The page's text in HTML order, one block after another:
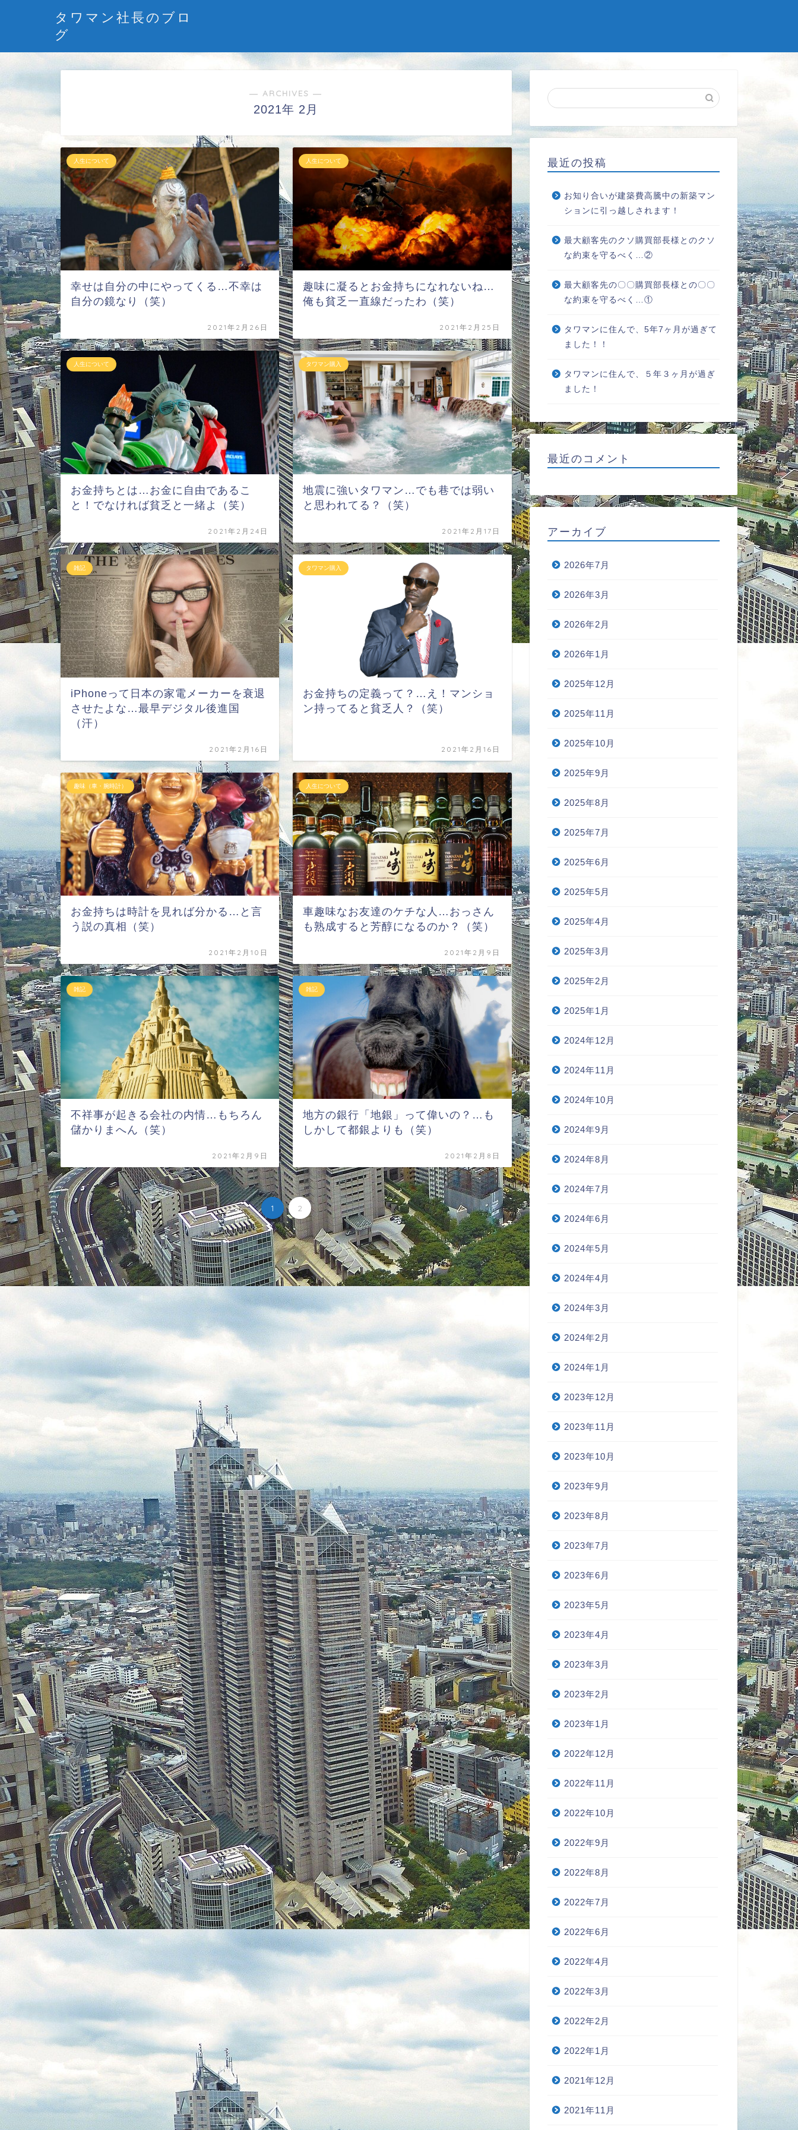
タワマン社長のブロ
グ
― ARCHIVES ―
2021年 2月
人生について
幸せは自分の中にやってくる…不幸は
自分の鏡なり（笑）
2021年2月26日
人生について
趣味に凝るとお金持ちになれないね…
俺も貧乏一直線だったわ（笑）
2021年2月25日
人生について
お金持ちとは…お金に自由であるこ
と！でなければ貧乏と一緒よ（笑）
2021年2月24日
タワマン購入
地震に強いタワマン…でも巷では弱い
と思われてる？（笑）
2021年2月17日
雑記
iPhoneって日本の家電メーカーを衰退
させたよな…最早デジタル後進国
（汗）
2021年2月16日
タワマン購入
お金持ちの定義って？…え！マンショ
ン持ってると貧乏人？（笑）
2021年2月16日
趣味（車・腕時計）
お金持ちは時計を見れば分かる…と言
う説の真相（笑）
2021年2月10日
人生について
車趣味なお友達のケチな人…おっさん
も熟成すると芳醇になるのか？（笑）
2021年2月9日
雑記
不祥事が起きる会社の内情…もちろん
儲かりまへん（笑）
2021年2月9日
雑記
地方の銀行「地銀」って偉いの？…も
しかして都銀よりも（笑）
2021年2月8日
1 2
最近の投稿
お知り合いが建築費高騰中の新築マン
ションに引っ越しされます！
最大顧客先のクソ購買部長様とのクソ
な約束を守るべく…②
最大顧客先の〇〇購買部長様との〇〇
な約束を守るべく…①
タワマンに住んで、5年7ヶ月が過ぎて
ました！！
タワマンに住んで、５年３ヶ月が過ぎ
ました！
最近のコメント
アーカイブ
2026年7月
2026年3月
2026年2月
2026年1月
2025年12月
2025年11月
2025年10月
2025年9月
2025年8月
2025年7月
2025年6月
2025年5月
2025年4月
2025年3月
2025年2月
2025年1月
2024年12月
2024年11月
2024年10月
2024年9月
2024年8月
2024年7月
2024年6月
2024年5月
2024年4月
2024年3月
2024年2月
2024年1月
2023年12月
2023年11月
2023年10月
2023年9月
2023年8月
2023年7月
2023年6月
2023年5月
2023年4月
2023年3月
2023年2月
2023年1月
2022年12月
2022年11月
2022年10月
2022年9月
2022年8月
2022年7月
2022年6月
2022年4月
2022年3月
2022年2月
2022年1月
2021年12月
2021年11月